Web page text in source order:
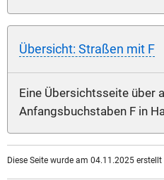
Übersicht: Straßen mit F
Eine Übersichtsseite über
Anfangsbuchstaben F in
Diese Seite wurde am 04.11.2025